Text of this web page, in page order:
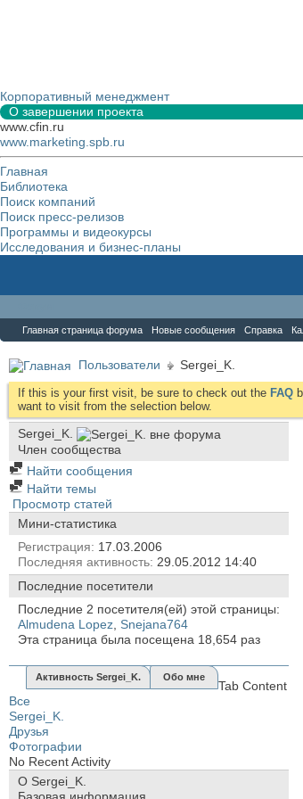
Корпоративный менеджмент
О завершении проекта
www.cfin.ru
www.marketing.spb.ru
Главная
Библиотека
Поиск компаний
Поиск пресс-релизов
Программы и видеокурсы
Исследования и бизнес-планы
Главная страница форума Новые сообщения Справка
Пользователи Sergei_K.
If this is your first visit, be sure to check out the FAQ
want to visit from the selection below.
Sergei_K.
Член сообщества
Найти сообщения
Найти темы
Просмотр статей
Мини-статистика
Регистрация
17.03.2006
Последняя активность 29.05.2012 14:40
Последние посетители
Последние 2 посетителя(ей) этой страницы:
Almudena Lopez Snejana764
Эта страница была посещена 18,654 раз
Активность Sergei_K. Обо мне
Tab Content
Все
Sergei_K.
Друзья
Фотографии
No Recent Activity
О Sergei_K.
Базовая информация